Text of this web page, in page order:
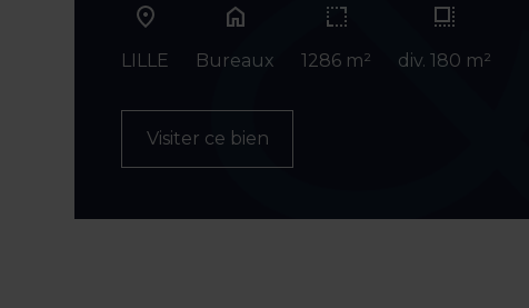
LILLE
home
Bureaux 1286 m² div. 180 m²
Visiter ce bien